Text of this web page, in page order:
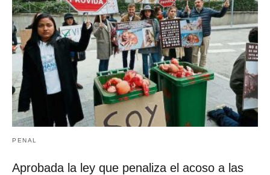
PENAL
Aprobada la ley que penaliza el acoso a las